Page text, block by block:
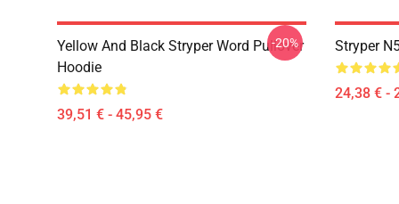
Yellow And Black Stryper Word Pullover
Hoodie
39,51 € - 45,95 €
-20% Stryper
24,38 € -